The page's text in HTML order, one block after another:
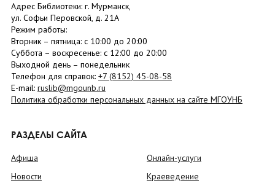
Адрес Библиотеки: г. Мурманск,
ул. Софьи Перовской, д. 21А
Режим работы:
Вторник – пятница: с 10:00 до 20:00
Суббота – воскресенье: c 12:00 до 20:00
Выходной день – понедельник
Телефон для справок: +7 (8152) 45-08-58
E-mail: ruslib@mgounb.ru
Политика обработки персональных данных на сайте МГОУНБ
РАЗДЕЛЫ САЙТА
Афиша
Новости
Онлайн-услуги
Краеведение